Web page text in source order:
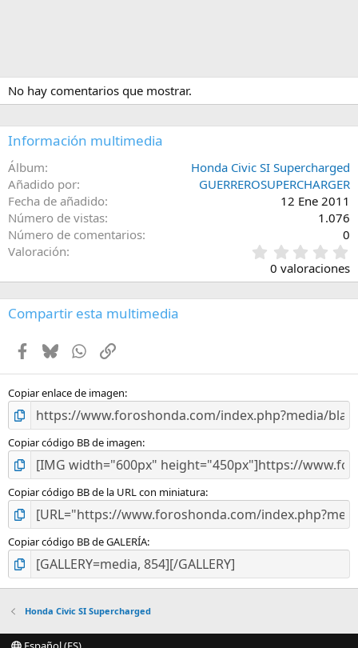
No hay comentarios que mostrar.
Información multimedia
Álbum
Honda Civic SI Supercharged
Añadido por
GUERREROSUPERCHARGER
Fecha de añadido
12 Ene 2011
Número de vistas
1.076
Número de comentarios
0
Valoración
,
0
0
l
(
)
0 valoraciones
Compartir esta multimedia
Facebook
BlueskyWhatsApp
Enlace
Copiar enlace de imagen
Copiar código BB de imagen
Copiar código BB de la URL con miniatura
Copiar código BB de GALERÍA
Honda Civic SI Supercharged